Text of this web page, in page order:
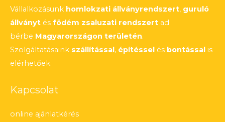
Vállalkozásunk homlokzati állványrendszert, guruló
állványt és födém zsaluzati rendszert ad
bérbe Magyarországon területén.
Szolgáltatásaink szállítással, építéssel és bontással is
elérhetőek.
Kapcsolat
online ajánlatkérés